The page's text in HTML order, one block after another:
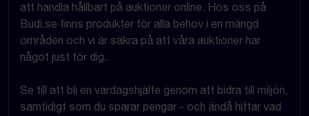
att handla hållbart på auktioner online. Hos oss på
Budi.se finns produkter för alla behov i en mängd
områden och vi är säkra på att våra auktioner har
något just för dig.
Se till att bli en vardagshjälte genom att bidra till miljön,
samtidigt som du sparar pengar - och ändå hittar vad